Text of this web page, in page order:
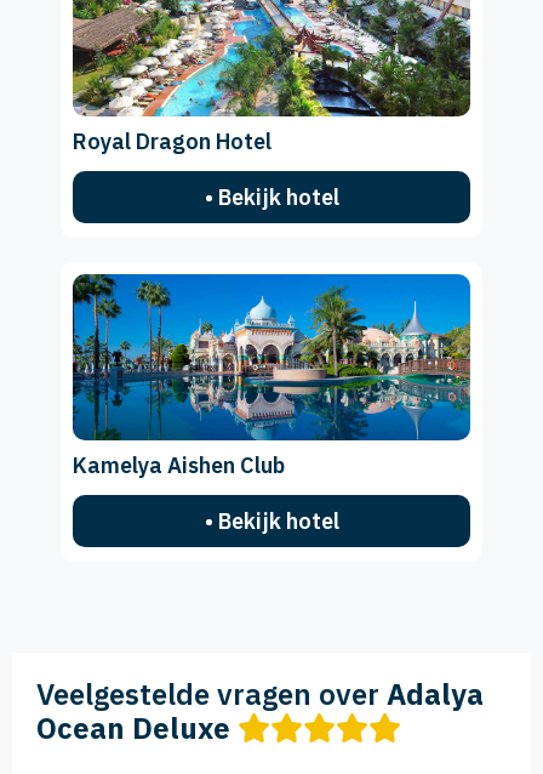
Royal Dragon Hotel
• Bekijk hotel
Kamelya Aishen Club
• Bekijk hotel
Veelgestelde vragen over Adalya
Ocean Deluxe